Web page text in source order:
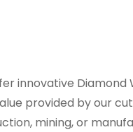
innovative
provided by our
mining, or